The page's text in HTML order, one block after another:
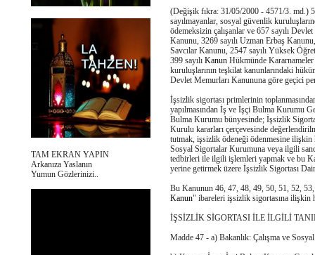
TAM EKRAN YAPIN
Arkanıza Yaslanın
Yumun Gözlerinizi..
(Değişik fıkra: 31/05/2000 - 4571/3. md.)
sayılmayanlar, sosyal güvenlik
ödemeksizin çalışanlar ve 657 sayılı
Kanunu, 3269 sayılı Uzman Erbaş
Savcılar Kanunu, 2547 sayılı Yüksek
399 sayılı Kanun Hükmünde Kararnameler
kuruluşlarının teşkilat kanunlarındaki
Devlet Memurları Kanununa göre geçici
İşsizlik sigortası primlerinin
yapılmasından İş ve İşçi Bulma Kurumu
Bulma Kurumu bünyesinde; İşsizlik
Kurulu kararları çerçevesinde
tutmak, işsizlik ödeneği ödenmesine ilişkin
Sosyal Sigortalar Kurumuna veya ilgili
tedbirleri ile ilgili işlemleri yapmak ve bu
yerine getirmek üzere İşsizlik Sigortası
Bu Kanunun 46, 47, 48, 49, 50, 51, 52,
Kanun" ibareleri işsizlik sigortasına ilişkin
İŞSİZLİK SİGORTASI İLE İLGİLİ
Madde 47 - a) Bakanlık: Çalışma ve